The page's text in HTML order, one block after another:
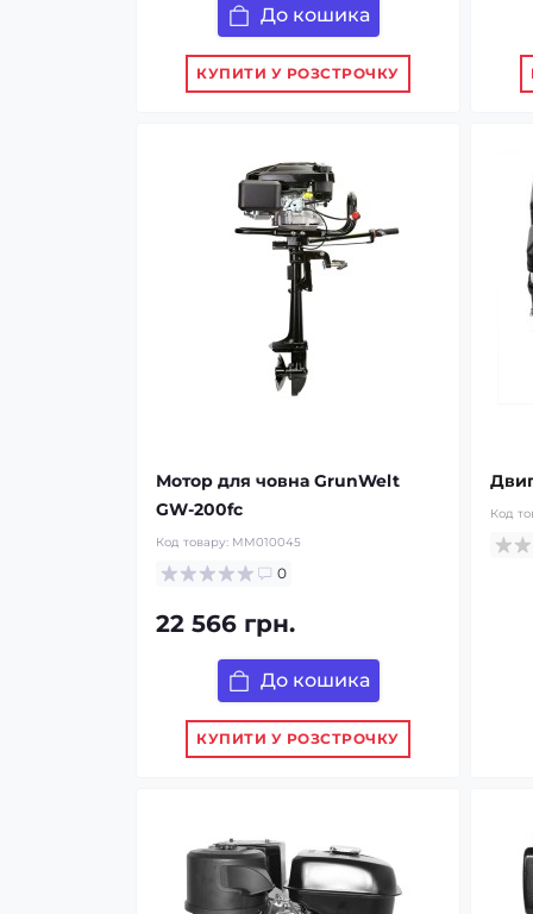
До кошика
КУПИТИ У РОЗСТРОЧКУ
Мотор для човна GrunWelt
GW-200fc
Код товару: MM010045
0
22 566 грн.
До кошика
КУПИТИ У РОЗСТРОЧКУ
Код